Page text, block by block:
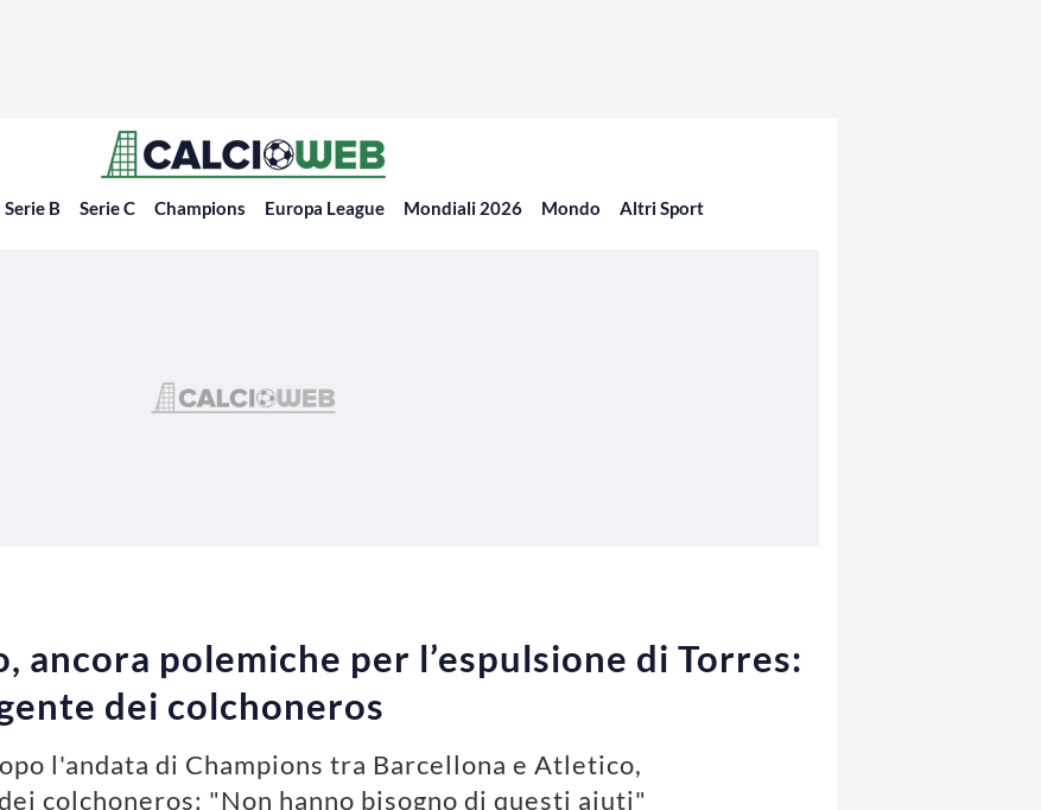
Serie B Serie C Champions Europa League Mondiali 2026 Mondo Altri Sport
ancora polemiche per l’espulsione di Torres:
dei colchoneros
l'andata di Champions tra Barcellona e Atletico,
colchoneros: "Non hanno bisogno di questi aiuti"